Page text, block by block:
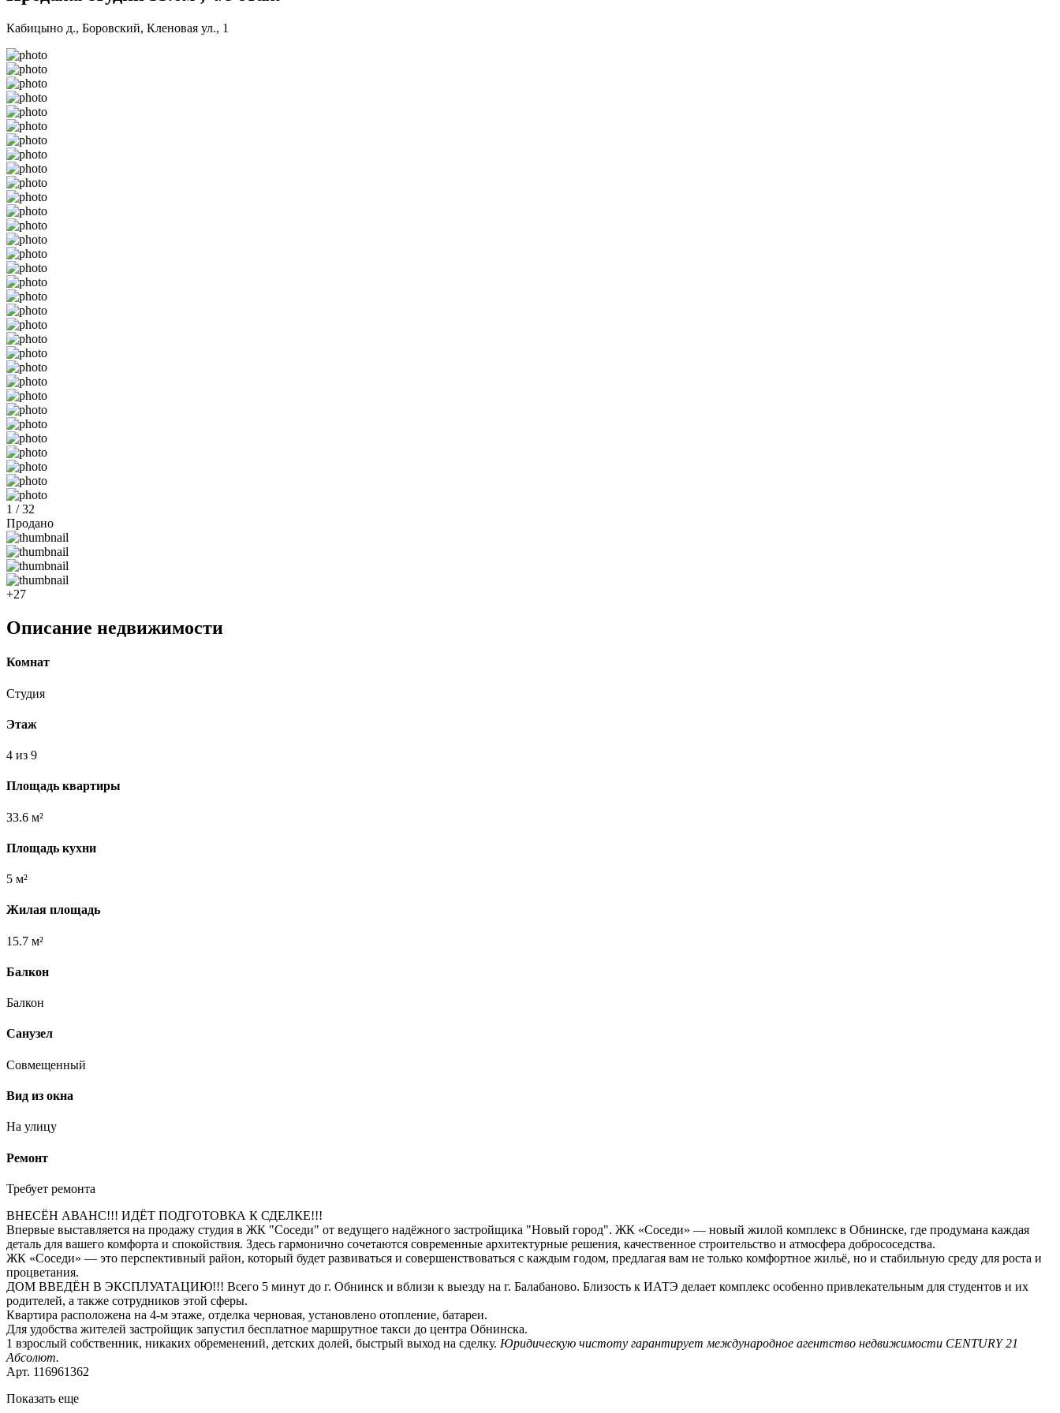
Кабицыно д., Боровский, Кленовая ул., 1
1 / 32
Продано
+27
Описание недвижимости
Комнат
Студия
Этаж
4 из 9
Площадь квартиры
33.6 м²
Площадь кухни
5 м²
Жилая площадь
15.7 м²
Балкон
Балкон
Санузел
Совмещенный
Вид из окна
На улицу
Ремонт
Требует ремонта
ВНЕСЁН АВАНС!!! ИДЁТ ПОДГОТОВКА К СДЕЛКЕ!!!
Впервые выставляется на продажу студия в ЖК "Соседи" от ведущего надёжного застройщика "Новый город". ЖК «Соседи» — новый жилой комплекс в Обнинске, где продумана каждая
деталь для вашего комфорта и спокойствия. Здесь гармонично сочетаются современные архитектурные решения, качественное строительство и атмосфера добрососедства.
ЖК «Соседи» — это перспективный район, который будет развиваться и совершенствоваться с каждым годом, предлагая вам не только комфортное жильё, но и стабильную среду для роста и
процветания.
ДОМ ВВЕДЁН В ЭКСПЛУАТАЦИЮ!!! Всего 5 минут до г. Обнинск и вблизи к выезду на г. Балабаново. Близость к ИАТЭ делает комплекс особенно привлекательным для студентов и их
родителей, а также сотрудников этой сферы.
Квартира расположена на 4-м этаже, отделка черновая, установлено отопление, батареи.
Для удобства жителей застройщик запустил бесплатное маршрутное такси до центра Обнинска.
1 взрослый собственник, никаких обременений, детских долей, быстрый выход на сделку. Юридическую чистоту гарантирует международное агентство недвижимости CENTURY 21
Абсолют.
Арт. 116961362
Показать еще